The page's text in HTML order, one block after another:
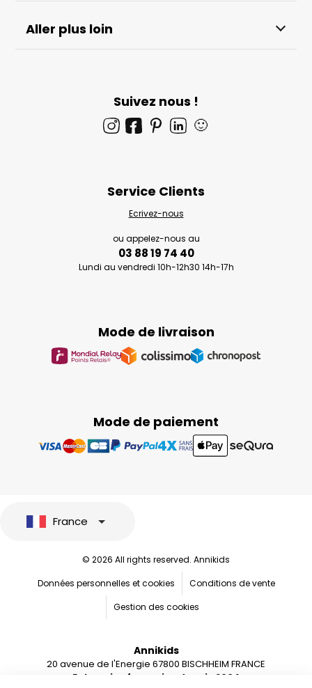
Aller plus loin
Suivez nous !
🙂
Mode de paiement
Mode de livraison
Service Clients
Ecrivez-nous
ou appelez-nous au
03 88 19 74 40
Lundi au vendredi 10h-12h30 14h-17h
France
© 2026 All rights reserved. Annikids
Données personnelles et cookies
Conditions de vente
Gestion des cookies
Annikids
20 avenue de l'Energie 67800 BISCHHEIM FRANCE
Entreprise française depuis 2004